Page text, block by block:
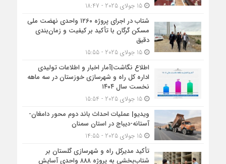
15 جولای 2025 - 18:47
شتاب در اجرای پروژه ۱۲۶۰ واحدی نهضت ملی
مسکن گرگان با تأکید بر کیفیت و زمان‌بندی
دقیق
15 جولای 2025 - 15:55
اطلاع نگاشت|آمار اخبار و اطلاعات تولیدی
اداره کل راه و شهرسازی خوزستان در سه ماهه
نخست سال ۱۴۰۴
15 جولای 2025 - 15:54
ویدیو| عملیات احداث باند دوم محور دامغان-
آستانه-دیباج در استان سمنان
15 جولای 2025 - 14:55
تأکید مدیرکل راه و شهرسازی گلستان بر
شتاب‌بخشی به پروژه ۸۸۸ واحدی آسایش